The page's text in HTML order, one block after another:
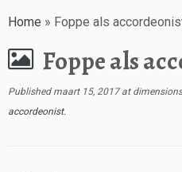
Home » Foppe als
Foppe als
Published maart 15, 2017at dimensions
accordeonist.